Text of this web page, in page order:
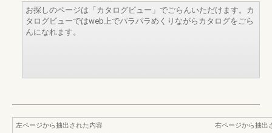
お探しのページは「カタログビュー」でごらんいただけます。カ
タログビューではweb上でパラパラめくりながらカタログをごら
んになれます。
左ページから抽出された内容
右ページから抽出